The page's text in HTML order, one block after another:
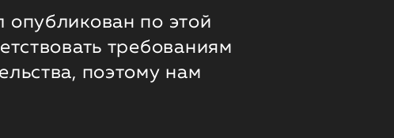
по этой
требованиям
поэтому нам